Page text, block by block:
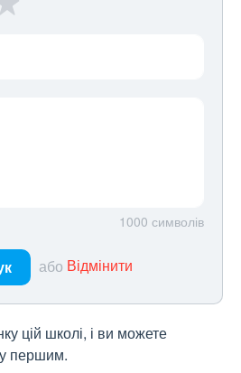
1000 символів
або Відмінити
цій школі, і ви можете
першим.